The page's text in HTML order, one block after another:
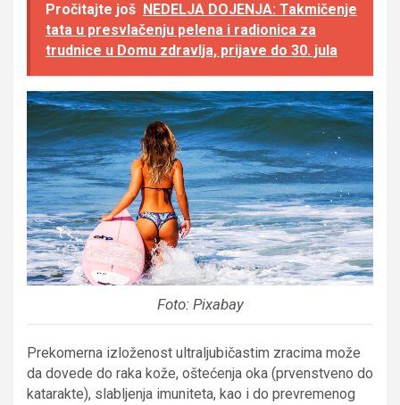
Pročitajte još NEDELJA DOJENJA: Takmičenje
tata u presvlačenju pelena i radionica za
trudnice u Domu zdravlja, prijave do 30. jula
Foto: Pixabay
Prekomerna izloženost ultraljubičastim zracima može
da dovede do raka kože, oštećenja oka (prvenstveno do
katarakte), slabljenja imuniteta, kao i do prevremenog